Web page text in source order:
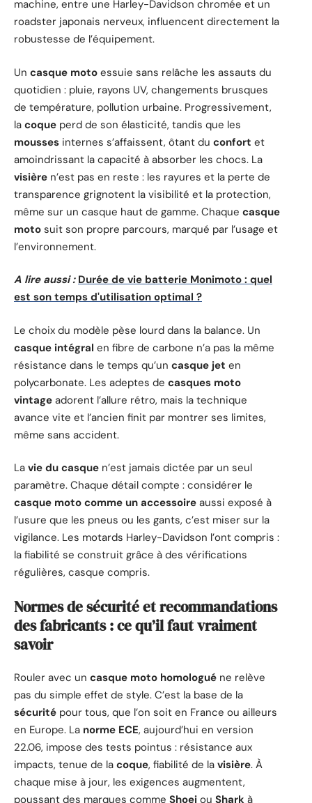
machine, entre une Harley-Davidson chromée et un
roadster japonais nerveux, influencent directement la
robustesse de l’équipement.
Un casque moto essuie sans relâche les assauts du
quotidien : pluie, rayons UV, changements brusques
de température, pollution urbaine. Progressivement,
la coque perd de son élasticité, tandis que les
mousses internes s’affaissent, ôtant du confort et
amoindrissant la capacité à absorber les chocs. La
visière n’est pas en reste : les rayures et la perte de
transparence grignotent la visibilité et la protection,
même sur un casque haut de gamme. Chaque casque
moto suit son propre parcours, marqué par l’usage et
l’environnement.
A lire aussi : Durée de vie batterie Monimoto : quel
est son temps d'utilisation optimal ?
Le choix du modèle pèse lourd dans la balance. Un
casque intégral en fibre de carbone n’a pas la même
résistance dans le temps qu’un casque jet en
polycarbonate. Les adeptes de casques moto
vintage adorent l’allure rétro, mais la technique
avance vite et l’ancien finit par montrer ses limites,
même sans accident.
La vie du casque n’est jamais dictée par un seul
paramètre. Chaque détail compte : considérer le
casque moto comme un accessoire aussi exposé à
l’usure que les pneus ou les gants, c’est miser sur la
vigilance. Les motards Harley-Davidson l’ont compris :
la fiabilité se construit grâce à des vérifications
régulières, casque compris.
Normes de sécurité et recommandations
des fabricants : ce qu’il faut vraiment
savoir
Rouler avec un casque moto homologué ne relève
pas du simple effet de style. C’est la base de la
sécurité pour tous, que l’on soit en France ou ailleurs
en Europe. La norme ECE, aujourd’hui en version
22.06, impose des tests pointus : résistance aux
impacts, tenue de la coque, fiabilité de la visière. À
chaque mise à jour, les exigences augmentent,
poussant des marques comme Shoei ou Shark à